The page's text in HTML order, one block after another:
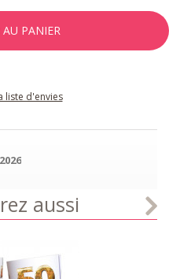
AU PANIER
liste d'envies
aussi